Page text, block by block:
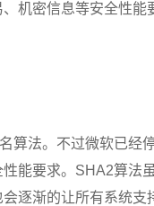
机密信息等安全性
算法。不过微软已经
能要求。SHA2算法
逐渐的让所有系统